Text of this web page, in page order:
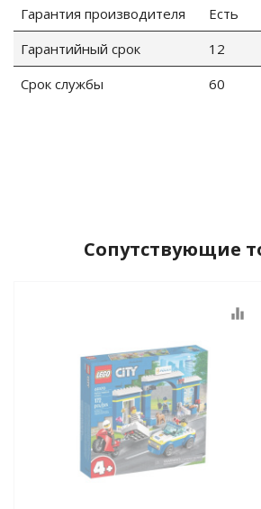
Гарантия производителя
Есть
Гарантийный срок
12
Срок службы
60
Сопутствующие
equalizer